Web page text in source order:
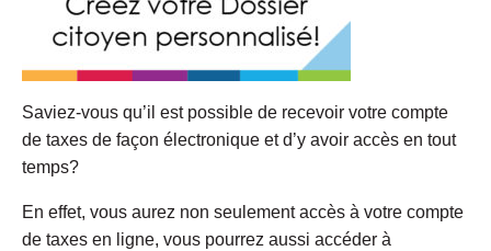
Saviez-vous qu’il est possible de recevoir votre compte
de taxes de façon électronique et d’y avoir accès en tout
temps?
En effet, vous aurez non seulement accès à votre compte
de taxes en ligne, vous pourrez aussi accéder à